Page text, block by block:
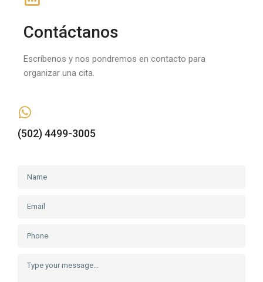
Contáctanos
Escríbenos y nos pondremos en contacto para
organizar una cita.
(502) 4499-3005